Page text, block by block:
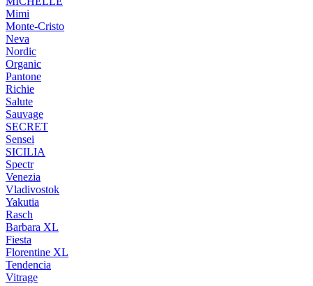
Mimi
Monte-Cristo
Neva
Nordic
Organic
Pantone
Richie
Salute
Sauvage
SECRET
Sensei
SICILIA
Spectr
Venezia
Vladivostok
Yakutia
Rasch
Barbara XL
Fiesta
Florentine XL
Tendencia
Vitrage